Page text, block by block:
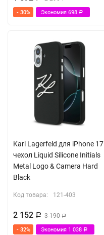
- 30% Экономия 698 Р
Karl Lagerfeld для iPhone 17
чехол Liquid Silicone Initials
Metal Logo & Camera Hard
Black
Код товара: 121-403
2 152 Р 3 190Р
- 32% Экономия 1 038 Р